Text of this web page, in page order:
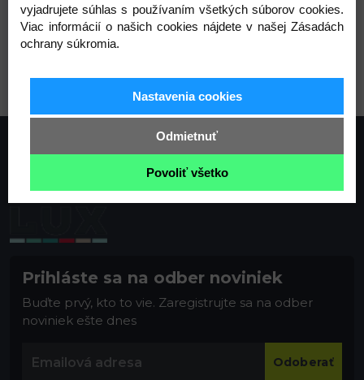
biela
Prihláste sa na odber noviniek
Buďte prvý, kto to vie. Zaregistrujte sa na odber
noviniek ešte dnes
Odoberať
vyjadrujete súhlas s používaním všetkých súborov cookies.
Viac informácií o našich cookies nájdete v našej Zásadách
ochrany súkromia.
Nastavenia cookies
Odmietnuť
Povoliť všetko